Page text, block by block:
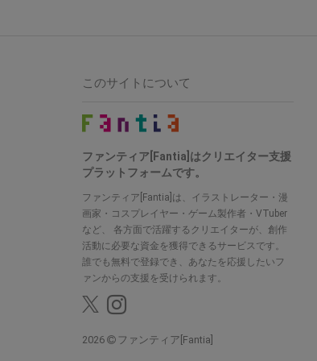
このサイトについて
ファンティア[Fantia]はクリエイター支援
プラットフォームです。
ファンティア[Fantia]は、イラストレーター・漫
画家・コスプレイヤー・ゲーム製作者・VTuber
など、 各方面で活躍するクリエイターが、創作
活動に必要な資金を獲得できるサービスです。
誰でも無料で登録でき、あなたを応援したいフ
ァンからの支援を受けられます。
2026 ファンティア[Fantia]